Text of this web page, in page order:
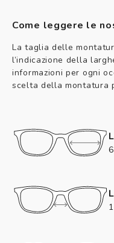
Come leggere le
La taglia delle
l’indicazione della
informazioni per ogni
scelta della montatura